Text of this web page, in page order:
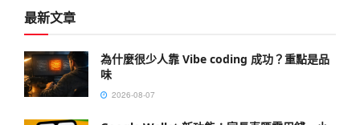
最新文章
為什麼很少人靠 Vibe coding 成功？重點是品
味
2026-08-07